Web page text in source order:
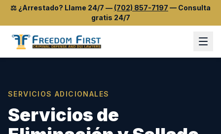
⚖️ ¿Arrestado? Llame 24/7 — (702) 857-7197 — Consulta
gratis 24/7
SERVICIOS ADICIONALES
Servicios de